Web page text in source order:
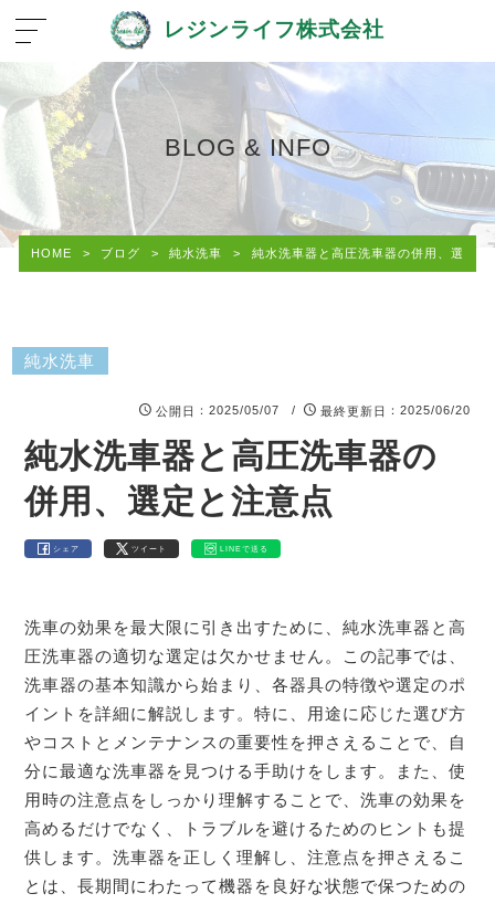
レジンライフ株式会社
BLOG & INFO
HOME > ブログ > 純水洗車 > 純水洗車器と高圧洗車器の併用、選定と
純水洗車
公開日 ：2025/05/07 / 最終更新日 ：2025/06/20
純水洗車器と高圧洗車器の
併用、選定と注意点
シェア ツイート LINEで送る
洗車の効果を最大限に引き出すために、純水洗車器と高
圧洗車器の適切な選定は欠かせません。この記事では、
洗車器の基本知識から始まり、各器具の特徴や選定のポ
イントを詳細に解説します。特に、用途に応じた選び方
やコストとメンテナンスの重要性を押さえることで、自
分に最適な洗車器を見つける手助けをします。また、使
用時の注意点をしっかり理解することで、洗車の効果を
高めるだけでなく、トラブルを避けるためのヒントも提
供します。洗車器を正しく理解し、注意点を押さえるこ
とは、長期間にわたって機器を良好な状態で保つための